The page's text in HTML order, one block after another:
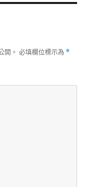
開。 必填欄位標示為 *